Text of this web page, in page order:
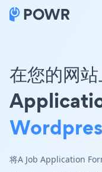
在您的网
将A Job Application